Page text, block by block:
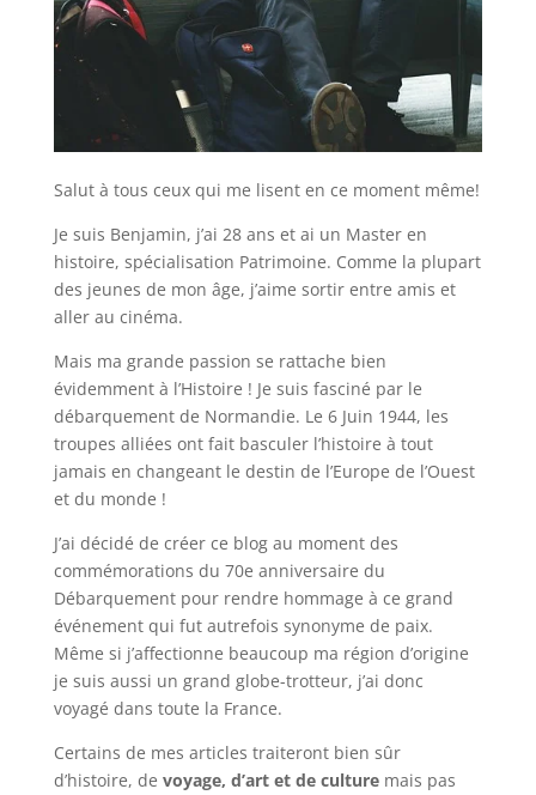
Salut à tous ceux qui me lisent en ce moment même!
Je suis Benjamin, j’ai 28 ans et ai un Master en
histoire, spécialisation Patrimoine. Comme la plupart
des jeunes de mon âge, j’aime sortir entre amis et
aller au cinéma.
Mais ma grande passion se rattache bien
évidemment à l’Histoire ! Je suis fasciné par le
débarquement de Normandie. Le 6 Juin 1944, les
troupes alliées ont fait basculer l’histoire à tout
jamais en changeant le destin de l’Europe de l’Ouest
et du monde !
J’ai décidé de créer ce blog au moment des
commémorations du 70e anniversaire du
Débarquement pour rendre hommage à ce grand
événement qui fut autrefois synonyme de paix.
Même si j’affectionne beaucoup ma région d’origine
je suis aussi un grand globe-trotteur, j’ai donc
voyagé dans toute la France.
Certains de mes articles traiteront bien sûr
d’histoire, de voyage, d’art et de culturemais pas